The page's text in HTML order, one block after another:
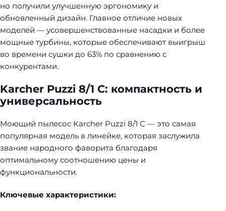
но получили улучшенную эргономику и
обновленный дизайн. Главное отличие новых
моделей — усовершенствованные насадки и более
мощные турбины, которые обеспечивают выигрыш
во времени сушки до 63% по сравнению с
конкурентами.
Karcher Puzzi 8/1 C: компактность и
универсальность
Моющий пылесос Karcher Puzzi 8/1 C — это самая
популярная модель в линейке, которая заслужила
звание народного фаворита благодаря
оптимальному соотношению цены и
функциональности.
Ключевые характеристики: